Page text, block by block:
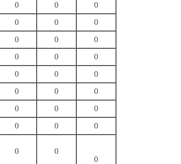
0 0 0
0 0
0
0 0
0
0 0 0
0 0
0
0 0
0
0 0
0
0 0 0
0
0
0